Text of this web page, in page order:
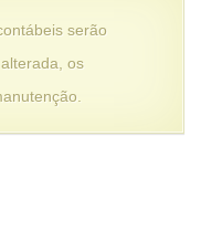
serão
os